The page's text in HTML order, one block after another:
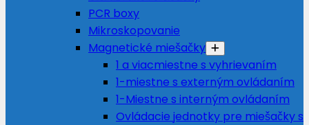
PCR boxy
Mikroskopovanie
Magnetické miešačky
1 a viacmiestne s vyhrievaním
1-miestne s externým ovládaním
1-Miestne s interným ovládaním
Ovládacie jednotky pre miešačky s